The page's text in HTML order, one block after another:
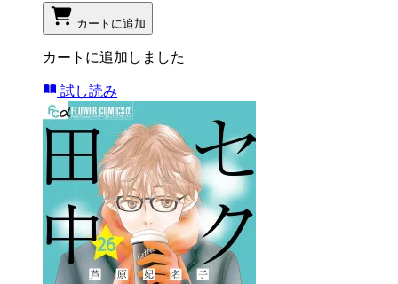
カートに追加
カートに追加しました
試し読み